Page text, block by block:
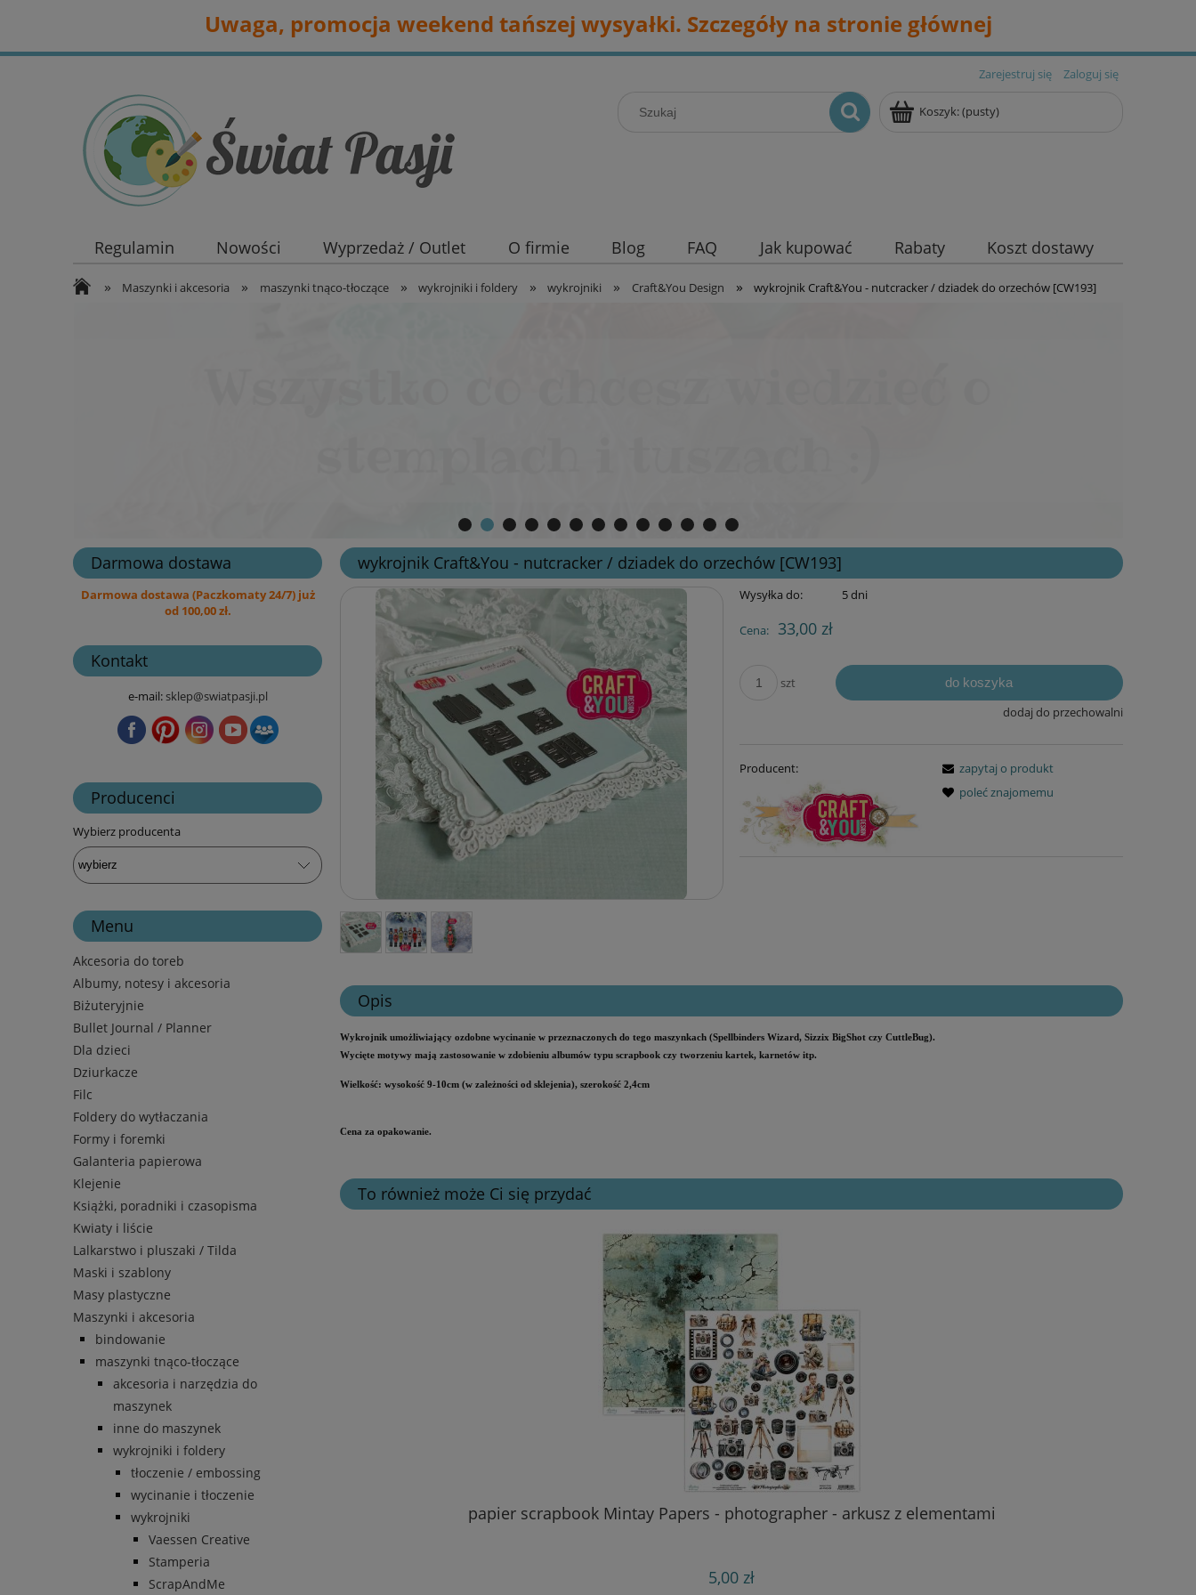
Uwaga, promocja weekend tańszej wysyałki. Szczegóły na stronie głównej
Zarejestruj się Zaloguj się
Koszyk:(pusty)
Regulamin Nowości Wyprzedaż / Outlet O firmie Blog FAQ Jak kupować Rabaty Koszt dostawy
» Maszynki i akcesoria » maszynki tnąco-tłoczące » wykrojniki i foldery » wykrojniki » Craft&You Design » wykrojnik Craft&You - nutcracker / dziadek do orzechów [CW193]
Darmowa dostawa
Darmowa dostawa (Paczkomaty 24/7) już
od 100,00 zł.
Kontakt
e-mail:sklep@swiatpasji.pl
Producenci
Wybierz producenta
Menu
Akcesoria do toreb
Albumy, notesy i akcesoria
Biżuteryjnie
Bullet Journal / Planner
Dla dzieci
Dziurkacze
Filc
Foldery do wytłaczania
Formy i foremki
Galanteria papierowa
Klejenie
Książki, poradniki i czasopisma
Kwiaty i liście
Lalkarstwo i pluszaki / Tilda
Maski i szablony
Masy plastyczne
Maszynki i akcesoria
bindowanie
maszynki tnąco-tłoczące
akcesoria i narzędzia do
maszynek
inne do maszynek
wykrojniki i foldery
tłoczenie / embossing
wycinanie i tłoczenie
wykrojniki
Vaessen Creative
Stamperia
ScrapAndMe
wykrojnik Craft&You - nutcracker / dziadek do orzechów [CW193]
Wysyłka do: 5 dni
Cena: 33,00 zł
szt do koszyka
dodaj do przechowalni
Producent:
zapytaj o produkt
poleć znajomemu
Opis
Wykrojnik umożliwiający ozdobne wycinanie w przeznaczonych do tego maszynkach (Spellbinders Wizard, Sizzix BigShot czy CuttleBug).
Wycięte motywy mają zastosowanie w zdobieniu albumów typu scrapbook czy tworzeniu kartek, karnetów itp.
Wielkość: wysokość 9-10cm (w zależności od sklejenia), szerokość 2,4cm
Cena za opakowanie.
To również może Ci się przydać
papier scrapbook Mintay Papers - photographer - arkusz z elementami
5,00 zł